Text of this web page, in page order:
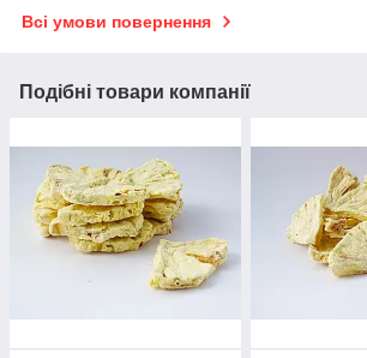
Всі умови повернення
Подібні товари компанії